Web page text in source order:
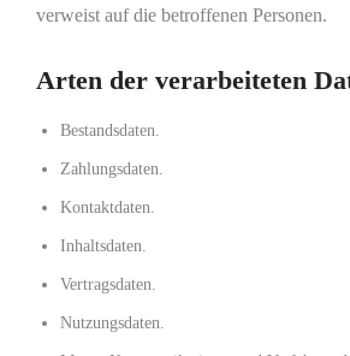
verweist auf die betroffenen Personen.
Arten der verarbeiteten
Bestandsdaten.
Zahlungsdaten.
Kontaktdaten.
Inhaltsdaten.
Vertragsdaten.
Nutzungsdaten.